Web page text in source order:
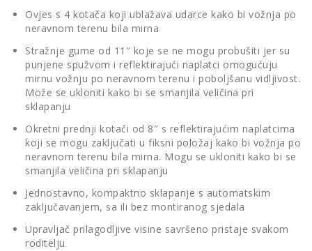
Ovjes s 4 kotača koji ublažava udarce kako bi vožnja po
neravnom terenu bila mirna
Stražnje gume od 11″ koje se ne mogu probušiti jer su
punjene spužvom i reflektirajući naplatci omogućuju
mirnu vožnju po neravnom terenu i poboljšanu vidljivost.
Može se ukloniti kako bi se smanjila veličina pri
sklapanju
Okretni prednji kotači od 8″ s reflektirajućim naplatcima
koji se mogu zaključati u fiksni položaj kako bi vožnja po
neravnom terenu bila mirna. Mogu se ukloniti kako bi se
smanjila veličina pri sklapanju
Jednostavno, kompaktno sklapanje s automatskim
zaključavanjem, sa ili bez montiranog sjedala
Upravljač prilagodljive visine savršeno pristaje svakom
roditelju